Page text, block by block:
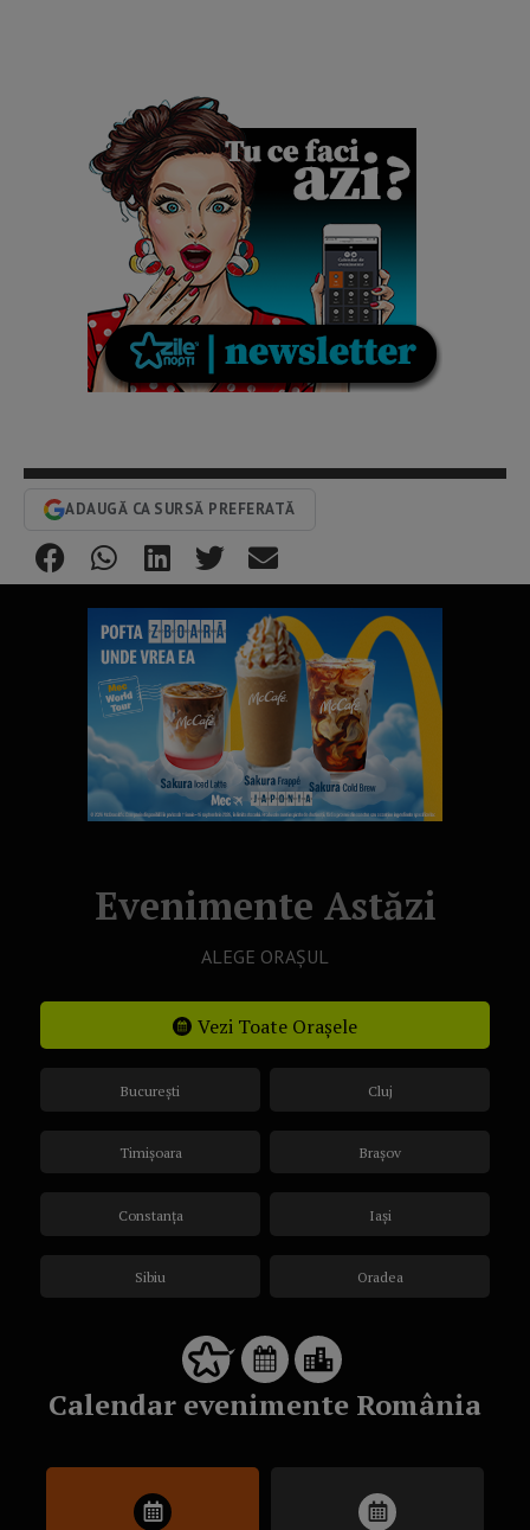
ADAUGĂ CA SURSĂ PREFERATĂ
Evenimente Astăzi
ALEGE ORAȘUL
Vezi Toate Orașele
București
Timișoara
Constanța
Sibiu
Cluj
Brașov
Iași
Oradea
Calendar evenimente România